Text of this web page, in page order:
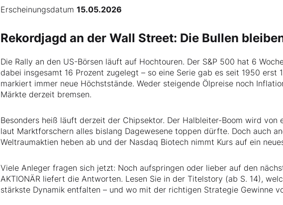
Erscheinungsdatum15.05.2026
Rekordjagd an der Wall Street: Die Bullen
Die Rally an den US-Börsen läuft auf Hochtouren. Der S&P 500 hat 6
dabei insgesamt 16 Prozent zugelegt – so eine Serie gab es seit 1950 erst
markiert immer neue Höchststände. Weder steigende Ölpreise noch
Märkte derzeit bremsen.
Besonders heiß läuft derzeit der Chipsektor. Der Halbleiter-Boom wird von
laut Marktforschern alles bislang Dagewesene toppen dürfte. Doch auch
Weltraumaktien heben ab und der Nasdaq Biotech nimmt Kurs auf ein
Viele Anleger fragen sich jetzt: Noch aufspringen oder lieber auf den
AKTIONÄR liefert die Antworten. Lesen Sie in der Titelstory (ab S. 14),
stärkste Dynamik entfalten – und wo mit der richtigen Strategie Gewinne